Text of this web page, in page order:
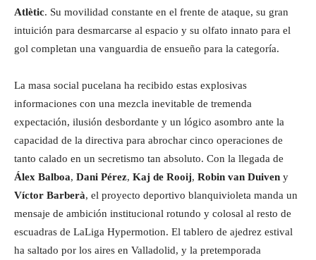
Atlètic. Su movilidad constante en el frente de ataque, su gran
intuición para desmarcarse al espacio y su olfato innato para el
gol completan una vanguardia de ensueño para la categoría.
La masa social pucelana ha recibido estas explosivas
informaciones con una mezcla inevitable de tremenda
expectación, ilusión desbordante y un lógico asombro ante la
capacidad de la directiva para abrochar cinco operaciones de
tanto calado en un secretismo tan absoluto. Con la llegada de
Álex Balboa, Dani Pérez, Kaj de Rooij, Robin van Duiven y
Víctor Barberà, el proyecto deportivo blanquivioleta manda un
mensaje de ambición institucional rotundo y colosal al resto de
escuadras de LaLiga Hypermotion. El tablero de ajedrez estival
ha saltado por los aires en Valladolid, y la pretemporada